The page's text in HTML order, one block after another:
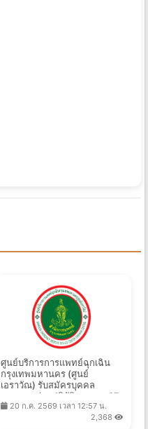
ศูนย์บริการการแพทย์ฉุกเฉิน
กรุงเทพมหานคร (ศูนย์
เอราวัณ) รับสมัครบุคคล
ภายนอกช่วยปฏิบัติราชการ 37
อัตรา ตั้งแต่วันที่ 20 ก.ค. - 21
20 ก.ค. 2569 เวลา 12:57 น.
2,368